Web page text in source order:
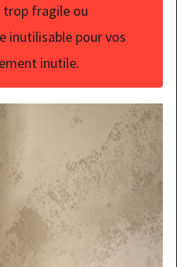
trop fragile ou
inutilisable pour vos
inutile.